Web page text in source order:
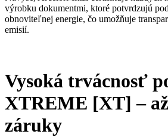
výrobku dokumentmi, ktoré potvrdzujú
obnoviteľnej energie, čo umožňuje
emisií.
Vysoká trvácnosť
XTREME [XT] –
záruky